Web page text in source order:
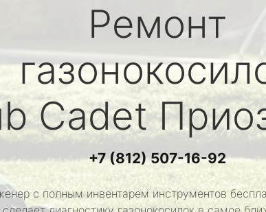
Ремонт
Cadet
+7 (812) 507-16-92
с полным инвентарем инструментов